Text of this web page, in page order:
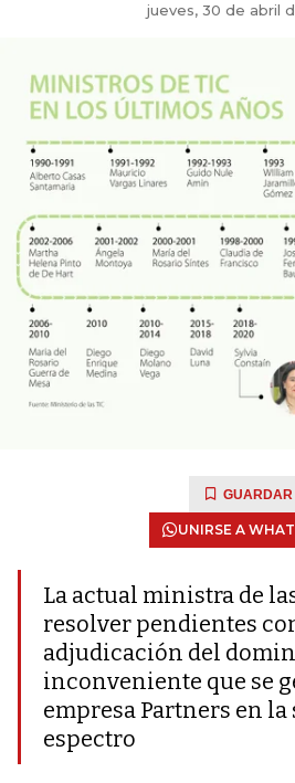
jueves, 30 de abril
GUARDAR
UNIRSE A
La actual ministra de
resolver pendientes
adjudicación del
inconveniente que se
empresa Partners en la
espectro